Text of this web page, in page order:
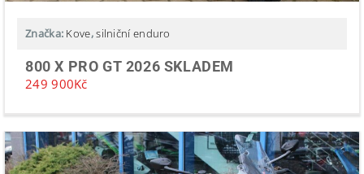
Značka: Kove,silniční enduro
800 X PRO GT 2026 SKLADEM
249 900Kč